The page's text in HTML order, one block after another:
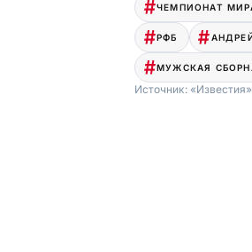
ЧЕМПИОНАТ
РФБ
МУЖСКАЯ
Источник: «Известия»